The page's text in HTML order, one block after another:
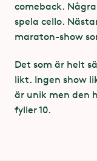
comeback.
spela cello.
maraton-show
Det som är helt
likt. Ingen show
är unik men den
fyller 10.
Observera -
I samband med
öppnar
biljetter en
Lisebergsparken
antal
Bokning av